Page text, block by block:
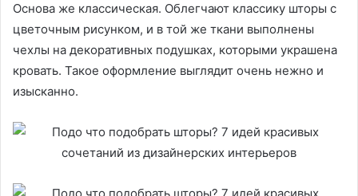
Основа же классическая. Облегчают классику шторы с
цветочным рисунком, и в той же ткани выполнены
чехлы на декоративных подушках, которыми украшена
кровать. Такое оформление выглядит очень нежно и
изысканно.